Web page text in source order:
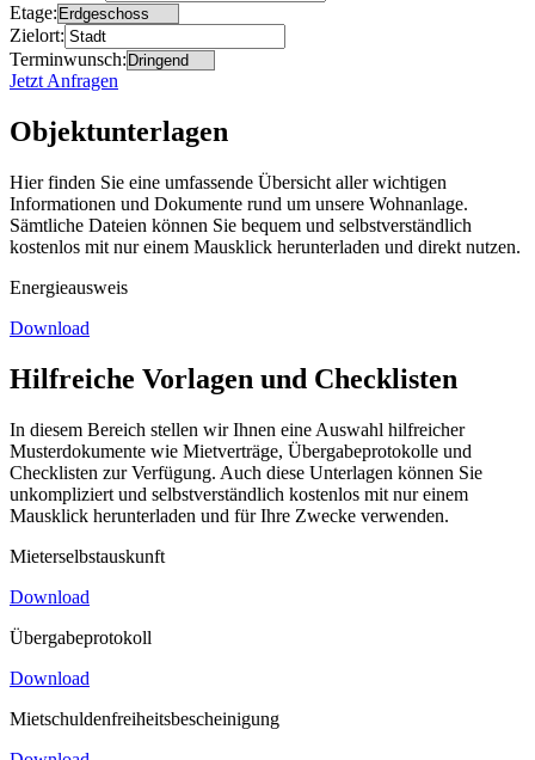
Etage:
Zielort:
Terminwunsch:
Jetzt Anfragen
Objektunterlagen
Hier finden Sie eine umfassende Übersicht aller wichtigen
Informationen und Dokumente rund um unsere Wohnanlage.
Sämtliche Dateien können Sie bequem und selbstverständlich
kostenlos mit nur einem Mausklick herunterladen und direkt nutzen.
Energieausweis
Download
Hilfreiche Vorlagen und Checklisten
In diesem Bereich stellen wir Ihnen eine Auswahl hilfreicher
Musterdokumente wie Mietverträge, Übergabeprotokolle und
Checklisten zur Verfügung. Auch diese Unterlagen können Sie
unkompliziert und selbstverständlich kostenlos mit nur einem
Mausklick herunterladen und für Ihre Zwecke verwenden.
Mieterselbstauskunft
Download
Übergabeprotokoll
Download
Mietschuldenfreiheitsbescheinigung